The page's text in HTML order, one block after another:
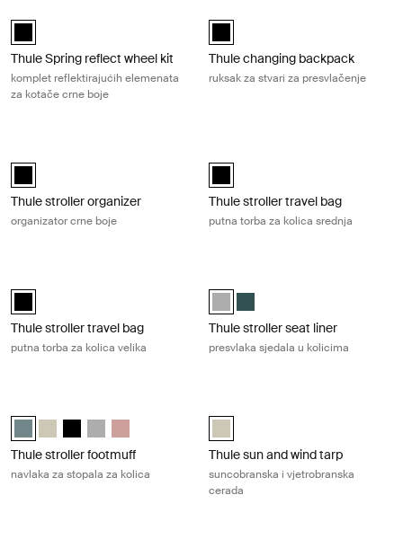
Thule Spring reflect wheel kit Crna (selected)
Thule Spring reflect wheel kit
komplet reflektirajućih elemenata
za kotače crne boje
Thule changing backpack Crna
Thule changing backpack
ruksak za stvari za presvlačenje
Thule stroller organizer Crna (selected)
Thule stroller organizer
organizator crne boje
Thule stroller travel bag Crna
Thule stroller travel bag
putna torba za kolica srednja
Thule stroller travel bag Crna (selected)
Thule stroller travel bag
putna torba za kolica velika
Thule stroller seat liner Gray
Thule stroller seat liner
Thule stroller seat liner
presvlaka sjedala u kolicima
Thule stroller footmuff Srednje plava (selected)
Thule stroller footmuff Soft Beige
Thule stroller footmuff Crna
Thule stroller footmuff Gray Melange
Thule stroller footmuff Misty Rose
Thule stroller footmuff
navlaka za stopala za kolica
Thule sun and wind tarp Soft
Thule sun and wind tarp
suncobranska i vjetrobranska
cerada